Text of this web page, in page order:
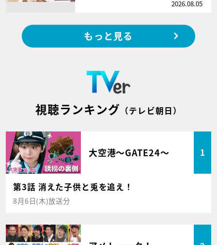
2026.08.05
もっと見る
視聴ランキング （テレビ朝日）
大空港～GATE24～ 1
第3話 消えた子供と兎を追え！
8月6日(木)放送分